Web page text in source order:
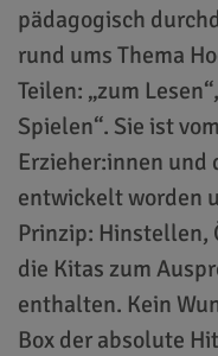
pädagogisch
rund ums Thema
Teilen: „zum
Spielen“. Sie ist
Erzieher:innen und
entwickelt worden
Prinzip: Hinstellen,
die Kitas zum
enthalten. Kein
Box der absolute